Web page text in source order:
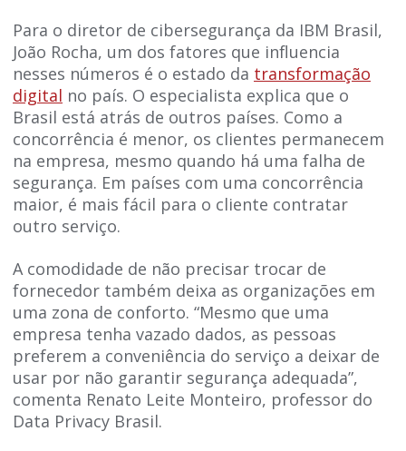
Para o diretor de cibersegurança da IBM Brasil,
João Rocha, um dos fatores que influencia
nesses números é o estado da transformação
digital no país. O especialista explica que o
Brasil está atrás de outros países. Como a
concorrência é menor, os clientes permanecem
na empresa, mesmo quando há uma falha de
segurança. Em países com uma concorrência
maior, é mais fácil para o cliente contratar
outro serviço.
A comodidade de não precisar trocar de
fornecedor também deixa as organizações em
uma zona de conforto. “Mesmo que uma
empresa tenha vazado dados, as pessoas
preferem a conveniência do serviço a deixar de
usar por não garantir segurança adequada”,
comenta Renato Leite Monteiro, professor do
Data Privacy Brasil.